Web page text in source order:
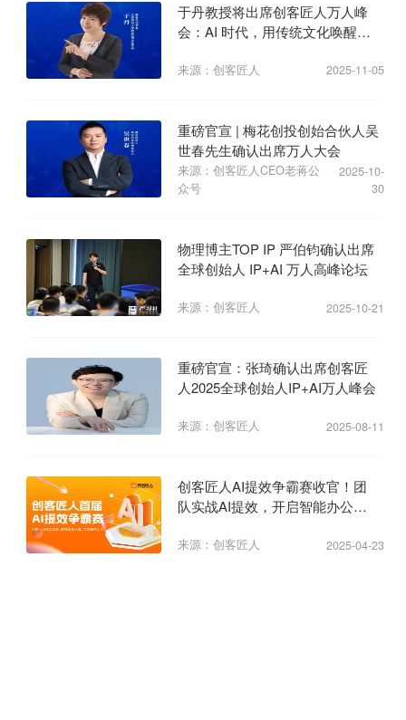
于丹教授将出席创客匠人万人峰
会：AI 时代，用传统文化唤醒商
来源：创客匠人 2025-11-05
重磅官宣 | 梅花创投创始合伙人吴
世春先生确认出席万人大会
来源：创客匠人CEO老蒋公
众号
2025-10-
30
物理博主TOP IP 严伯钧确认出席
全球创始人 IP+AI 万人高峰论坛
来源：创客匠人 2025-10-21
重磅官宣：张琦确认出席创客匠
人2025全球创始人IP+AI万人峰会
来源：创客匠人 2025-08-11
创客匠人AI提效争霸赛收官！团
队实战AI提效，开启智能办公新
来源：创客匠人 2025-04-23